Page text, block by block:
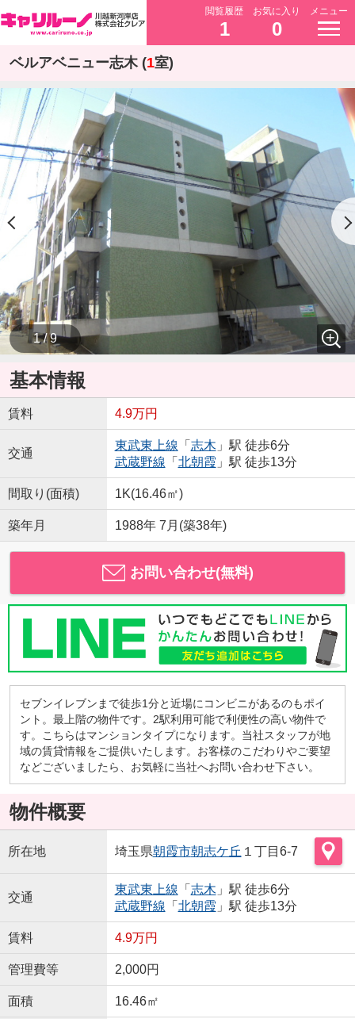
閲覧履歴
1
お気に入り
0
メニュー
ベルアベニュー志木 (1室)
1 / 9
基本情報
賃料 4.9万円
交通
東武東上線 「 志木 」駅 徒歩6分
武蔵野線 「 北朝霞 」駅 徒歩13分
間取り(面積) 1K(16.46㎡)
築年月 1988年 7月(築38年)
お問い合わせ(無料)
セブンイレブンまで徒歩1分と近場にコンビニがあるのもポイ
ント。最上階の物件です。2駅利用可能で利便性の高い物件で
す。こちらはマンションタイプになります。当社スタッフが地
域の賃貸情報をご提供いたします。お客様のこだわりやご要望
などございましたら、お気軽に当社へお問い合わせ下さい。
物件概要
所在地 埼玉県朝霞市朝志ケ丘 １丁目6-7
交通
東武東上線 「 志木 」駅 徒歩6分
武蔵野線 「 北朝霞 」駅 徒歩13分
賃料 4.9万円
管理費等 2,000円
面積 16.46㎡